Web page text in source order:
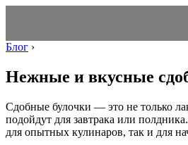
Блог ›
Нежные и вкусные
Сдобные булочки — это не только
подойдут для завтрака или
для опытных кулинаров, так и для